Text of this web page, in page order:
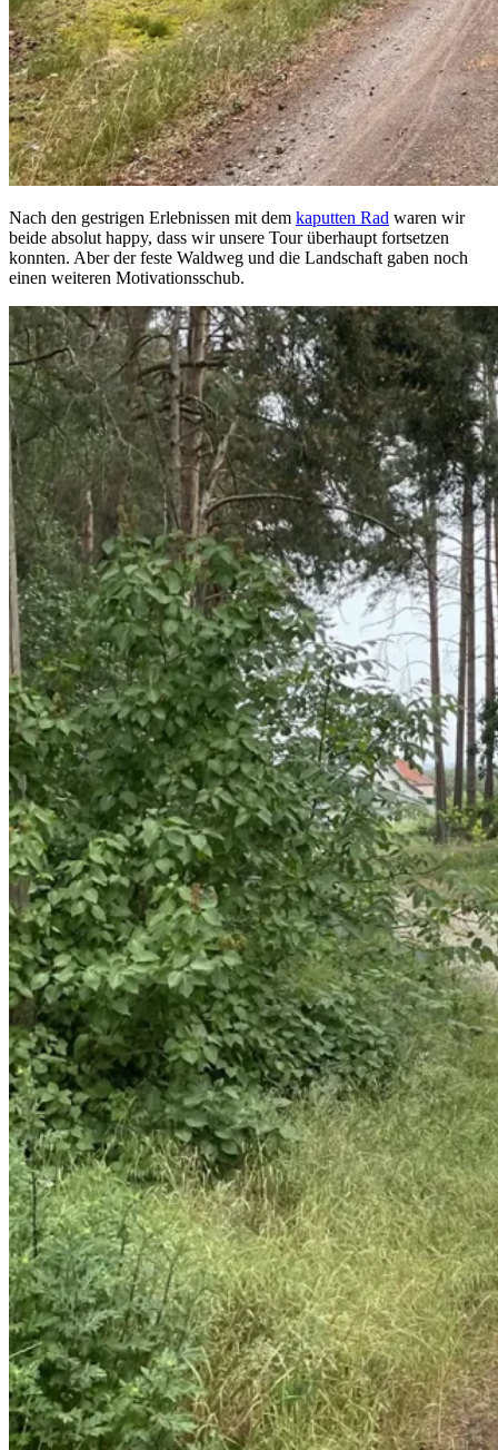
Nach den gestrigen Erlebnissen mit dem kaputten Rad waren wir
beide absolut happy, dass wir unsere Tour überhaupt fortsetzen
konnten. Aber der feste Waldweg und die Landschaft gaben noch
einen weiteren Motivationsschub.